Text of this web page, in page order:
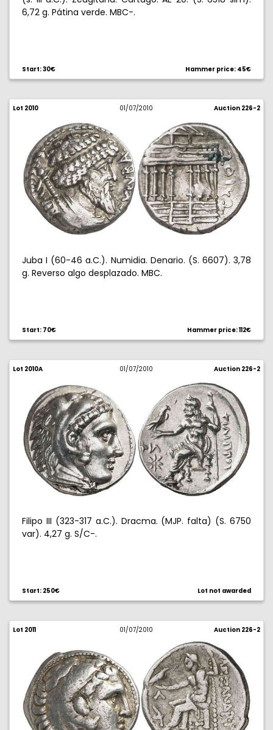
6,72 g. Pátina verde. MBC-.
Start: 30€ Hammer price: 45€
Lot 2010 01/07/2010 Auction 226-2
Juba I (60-46 a.C.). Numidia. Denario. (S. 6607). 3,78
g. Reverso algo desplazado. MBC.
Start: 70€ Hammer price: 112€
Lot 2010A 01/07/2010 Auction 226-2
Filipo III (323-317 a.C.). Dracma. (MJP. falta) (S. 6750
var). 4,27 g. S/C-.
Start: 250€ Lot not awarded
Lot 2011 01/07/2010 Auction 226-2